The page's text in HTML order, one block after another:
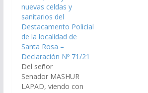
"Puesto Policial Santa
Rosa", dependiente de
la…
nuevas celdas y
sanitarios del
Destacamento Policial
de la localidad de
Santa Rosa –
Declaración Nº 71/21
Del señor
Senador MASHUR
LAPAD, viendo con